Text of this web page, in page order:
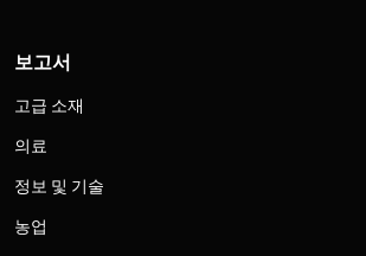
보고서
고급 소재
의료
정보 및 기술
농업